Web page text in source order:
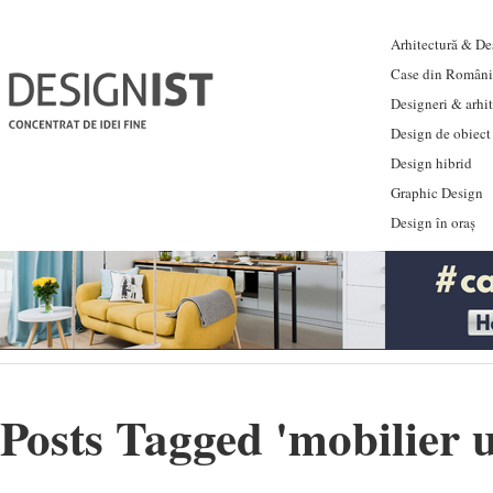
Arhitectură &
Case din
Designeri &
Design de obiect
Design hibrid
Graphic Design
Design în oraș
Posts Tagged 'mobilier